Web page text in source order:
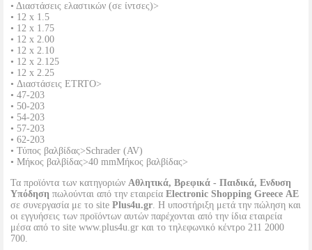
• Διαστάσεις ελαστικών (σε ίντσες)>
• 12 x 1.5
• 12 x 1.75
• 12 x 2.00
• 12 x 2.10
• 12 x 2.125
• 12 x 2.25
• Διαστάσεις ETRTO>
• 47-203
• 50-203
• 54-203
• 57-203
• 62-203
• Τύπος βαλβίδας>Schrader (AV)
• Μήκος βαλβίδας>40 mmΜήκος βαλβίδας>
Τα προϊόντα των κατηγοριών Αθλητικά, Βρεφικά - Παιδικά, Ενδυση
Υπόδηση πωλούνται από την εταιρεία Electronic Shopping Greece ΑΕ
σε συνεργασία με το site Plus4u.gr. Η υποστήριξη μετά την πώληση και
οι εγγυήσεις των προϊόντων αυτών παρέχονται από την ίδια εταιρεία
μέσα από το site www.plus4u.gr και το τηλεφωνικό κέντρο 211 2000
700.